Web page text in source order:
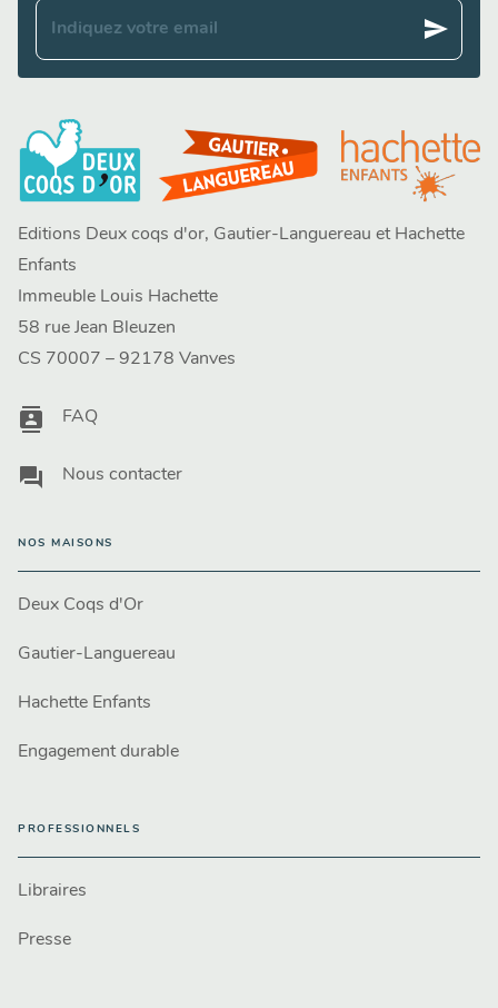
Indiquez votre email send
Editions Deux coqs d'or, Gautier-Languereau et Hachette
Enfants
Immeuble Louis Hachette
58 rue Jean Bleuzen
CS 70007 – 92178 Vanves
contacts FAQ
question_answer Nous contacter
NOS MAISONS
Deux Coqs d'Or
Gautier-Languereau
Hachette Enfants
Engagement durable
PROFESSIONNELS
Libraires
Presse